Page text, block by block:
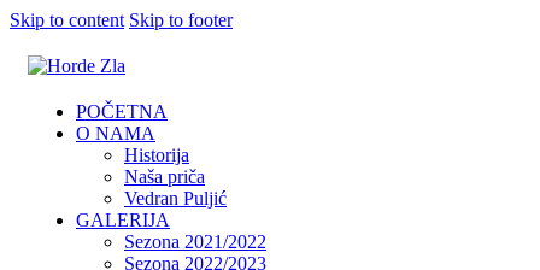
Skip to content Skip to footer
POČETNA
O NAMA
Historija
Naša priča
Vedran Puljić
GALERIJA
Sezona 2021/2022
Sezona 2022/2023